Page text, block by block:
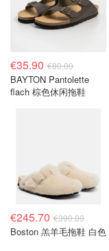
€35.90 €80.00
BAYTON Pantolette
flach 棕色休闲拖鞋
€245.70 €390.00
Boston 羔羊毛拖鞋 白色